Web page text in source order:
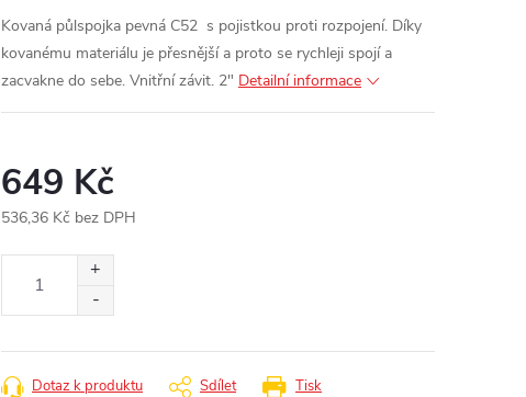
Kovaná půlspojka pevná C52 s pojistkou proti rozpojení. Díky
kovanému materiálu je přesnější a proto se rychleji spojí a
zacvakne do sebe. Vnitřní závit. 2" Detailní informace
649 Kč
536,36 Kč bez DPH
Tisk
Dotaz k produktu Sdílet